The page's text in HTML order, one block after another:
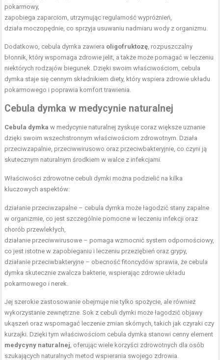
pokarmowy,
zapobiega zaparciom, utrzymując regularność wypróżnień,
działa moczopędnie, co sprzyja usuwaniu nadmiaru wody z organizmu.
Dodatkowo, cebula dymka zawiera oligofruktozę , rozpuszczalny
błonnik, który wspomaga zdrowie jelit, a także może pomagać w leczeniu
niektórych rodzajów biegunek. Dzięki swoim właściwościom, cebula
dymka staje się cennym składnikiem diety, który wspiera zdrowie układu
pokarmowego i poprawia komfort trawienia.
Cebula dymka w medycynie naturalnej
Cebula dymka w medycynie naturalnej zyskuje coraz większe uznanie
dzięki swoim wszechstronnym właściwościom zdrowotnym. Działa
przeciwzapalnie, przeciwwirusowo oraz przeciwbakteryjnie, co czyni ją
skutecznym naturalnym środkiem w walce z infekcjami.
Właściwości zdrowotne cebuli dymki można podzielić na kilka
kluczowych aspektów:
działanie przeciwzapalne – cebula dymka może łagodzić stany zapalne
w organizmie, co jest szczególnie pomocne w leczeniu infekcji oraz
chorób przewlekłych,
działanie przeciwwirusowe – pomaga wzmocnić system odpornościowy,
co jest istotne w zapobieganiu i leczeniu przeziębień oraz grypy,
działanie przeciwbakteryjne – obecność fitoncydów sprawia, że cebula
dymka skutecznie zwalcza bakterie, wspierając zdrowie układu
pokarmowego i nerek.
Jej szerokie zastosowanie obejmuje nie tylko spożycie, ale również
wykorzystanie zewnętrzne. Sok z cebuli dymki może łagodzić objawy
ukąszeń oraz wspomagać leczenie zmian skórnych, takich jak czyraki czy
kurzajki. Dzięki tym właściwościom cebula dymka stanowi cenny element
medycyny naturalnej , oferując wiele korzyści zdrowotnych dla osób
szukających naturalnych metod wspierania swojego zdrowia.